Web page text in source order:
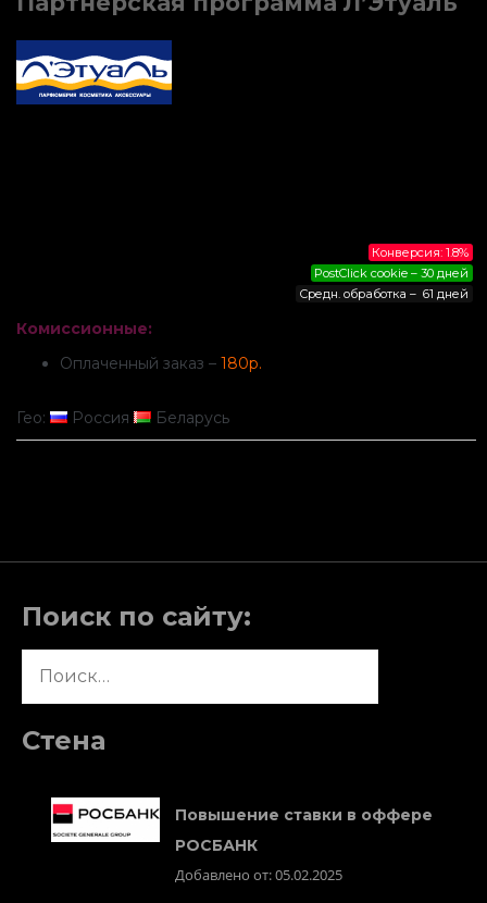
Конверсия: 1.8%
PostClick cookie – 30 дней
Средн. обработка – 61 дней
Комиссионные:
Оплаченный заказ – 180р.
Гео: Россия Беларусь
Поиск по сайту:
Стена
Повышение ставки в оффере
РОСБАНК
Добавлено от: 05.02.2025